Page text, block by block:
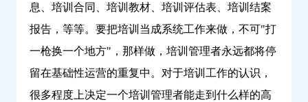
息、培训合同、培训教材、培训评估表、培训结案
报告，等等。要把培训当成系统工作来做，不可"打
一枪换一个地方"，那样做，培训管理者永远都将停
留在基础性运营的重复中。对于培训工作的认识，
很多程度上决定一个培训管理者能走到什么样的高